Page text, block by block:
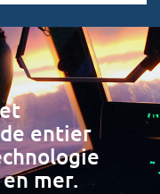
entier
mer.